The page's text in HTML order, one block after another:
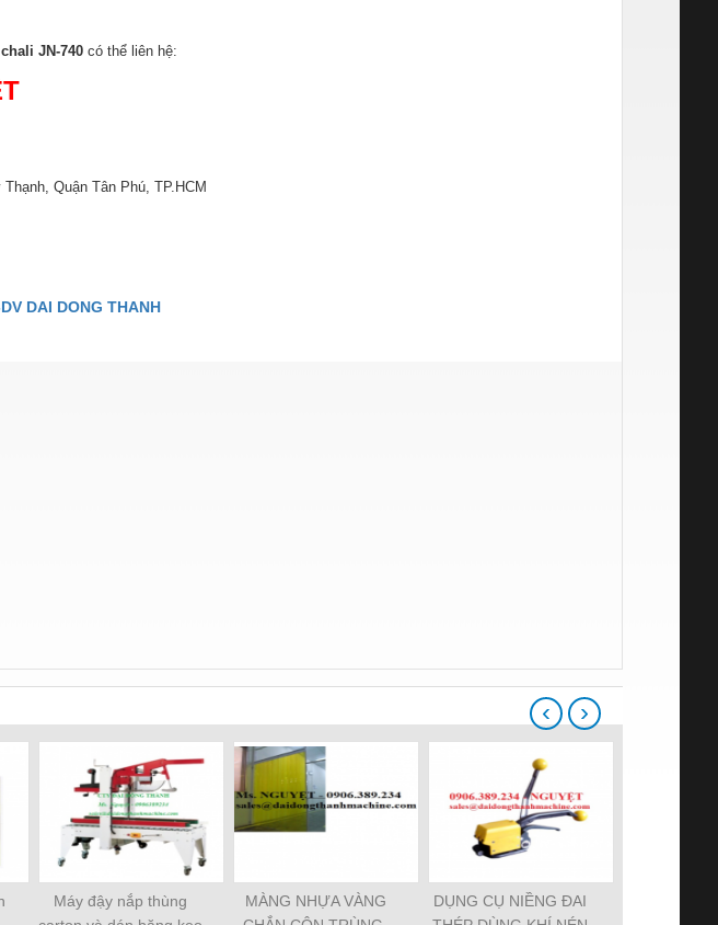
JN-740 có thể liên hệ:
Quận Tân Phú, TP.HCM
DAI DONG THANH
Máy đậy nắp thùng
MÀNG NHỰA VÀNG
DỤNG CỤ NIỀNG ĐAI
‹ ›